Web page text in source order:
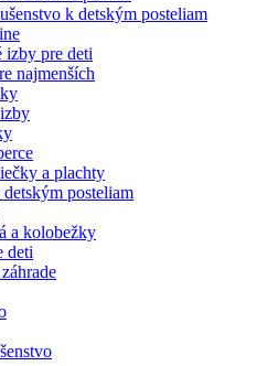
k detským posteliam
izby pre deti
najmenších
a plachty
posteliam
a kolobežky
deti